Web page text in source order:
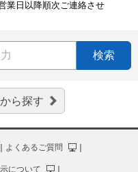
業日以降順次ご連絡させ
検索
ら探す
｜ よくあるご質問 ｜
について ｜